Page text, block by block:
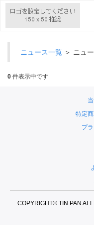
ニュース一覧 ＞ ニュ
0 件表示中です
特定
プ
COPYRIGHT© TIN PAN